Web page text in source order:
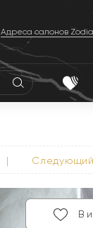
Адреса салонов
| Следующий
В